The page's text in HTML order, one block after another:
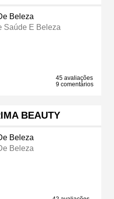
Beleza
Saúde E Beleza
45 avaliações
9 comentários
BEAUTY
Beleza
Beleza